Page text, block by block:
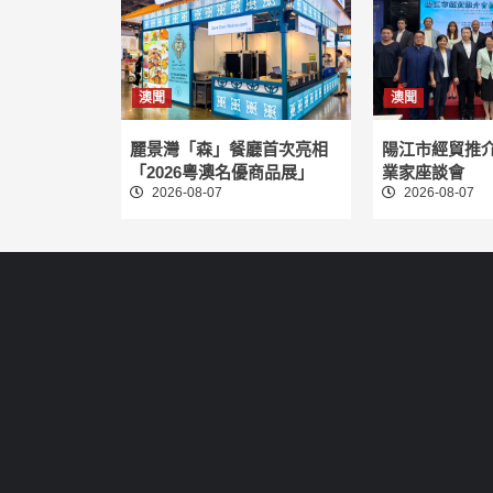
澳聞
麗景灣「森」餐廳首次亮相
「2026粵澳名優商品展」
2026-08-07
澳聞
陽江市經貿推
業家座談會
2026-08-07